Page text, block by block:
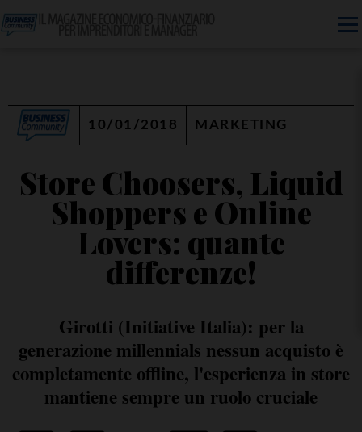
10/01/2018 MARKETING
Store Choosers, Liquid
Shoppers e Online
Lovers: quante
differenze!
Girotti (Initiative Italia): per la
generazione millennials nessun acquisto è
completamente offline, l'esperienza in store
mantiene sempre un ruolo cruciale